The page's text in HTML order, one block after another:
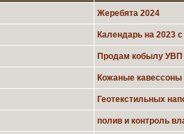
Жеребята 2024
Календарь на 2023
Продам кобылу УВП
Кожаные кавессоны
Геотекстильных
полив и контроль